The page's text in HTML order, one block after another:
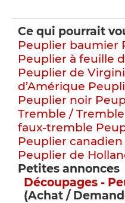
Ce qui pourrait
Peuplier baumier
Peuplier à feuille
Peuplier de
d’Amérique
Peuplier noir
Tremble / Tremble
faux-tremble
Peuplier canadien
Peuplier de
Petites annonces
Découpages -
(Achat /